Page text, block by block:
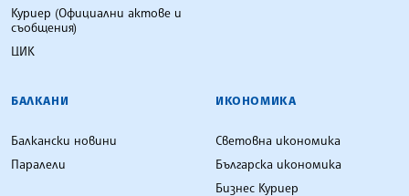
Куриер (Официални актове и
съобщения)
ЦИК
БАЛКАНИ
Балкански новини
Паралели
ИКОНОМИКА
Световна икономика
Българска икономика
Бизнес Куриер